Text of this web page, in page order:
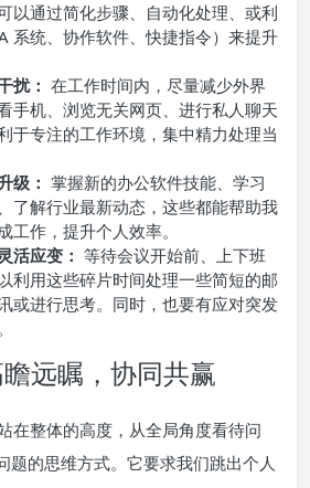
以通过简化步骤、自动化处理、或利
系统、协作软件、快捷指令）来提升
扰： 在工作时间内，尽量减少外界
手机、浏览无关网页、进行私人聊天
于专注的工作环境，集中精力处理当
级： 掌握新的办公软件技能、学习
了解行业最新动态，这些都能帮助我
工作，提升个人效率。
活应变： 等待会议开始前、上下班
利用这些碎片时间处理一些简短的邮
或进行思考。同时，也要有应对突发
远瞩，协同共赢
在整体的高度，从全局角度看待问
题的思维方式。它要求我们跳出个人